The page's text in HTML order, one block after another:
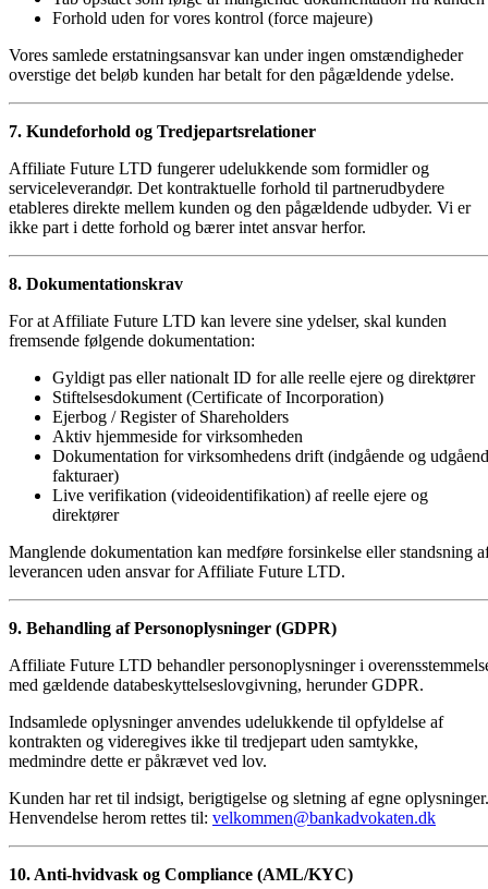
Forhold uden for vores kontrol (force majeure)
Vores samlede erstatningsansvar kan under ingen omstændigheder
overstige det beløb kunden har betalt for den pågældende ydelse.
7. Kundeforhold og Tredjepartsrelationer
Affiliate Future LTD fungerer udelukkende som formidler og
serviceleverandør. Det kontraktuelle forhold til partnerudbydere
etableres direkte mellem kunden og den pågældende udbyder. Vi er
ikke part i dette forhold og bærer intet ansvar herfor.
8. Dokumentationskrav
For at Affiliate Future LTD kan levere sine ydelser, skal kunden
fremsende følgende dokumentation:
Gyldigt pas eller nationalt ID for alle reelle ejere og direktører
Stiftelsesdokument (Certificate of Incorporation)
Ejerbog / Register of Shareholders
Aktiv hjemmeside for virksomheden
Dokumentation for virksomhedens drift (indgående og
fakturaer)
Live verifikation (videoidentifikation) af reelle ejere og
direktører
Manglende dokumentation kan medføre forsinkelse eller standsning
leverancen uden ansvar for Affiliate Future LTD.
9. Behandling af Personoplysninger (GDPR)
Affiliate Future LTD behandler personoplysninger i
med gældende databeskyttelseslovgivning, herunder GDPR.
Indsamlede oplysninger anvendes udelukkende til opfyldelse af
kontrakten og videregives ikke til tredjepart uden samtykke,
medmindre dette er påkrævet ved lov.
Kunden har ret til indsigt, berigtigelse og sletning af egne oplysninger.
Henvendelse herom rettes til: velkommen@bankadvokaten.dk
10. Anti-hvidvask og Compliance (AML/KYC)